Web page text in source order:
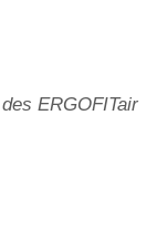
ERGOFITair